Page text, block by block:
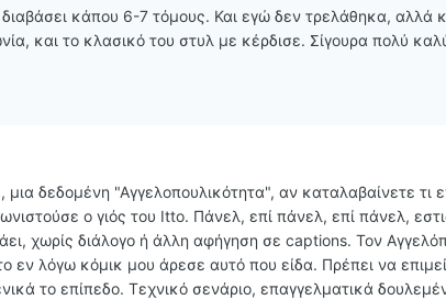
κάπου 6-7 τόμους. Και εγώ δεν τρελάθηκα, αλλά
και το κλασικό του στυλ με κέρδισε. Σίγουρα πολύ
μια δεδομένη "Αγγελοπουλικότητα", αν καταλαβαίνετε τι
ο γιός του Itto. Πάνελ, επί πάνελ, επί πάνελ,
χωρίς διάλογο ή άλλη αφήγηση σε captions. Τον
εν λόγω κόμικ μου άρεσε αυτό που είδα. Πρέπει να
το επίπεδο. Τεχνικό σενάριο, επαγγελματικά